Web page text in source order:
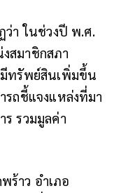
ว่า ในช่วงปี พ.ศ.
สมาชิกสภา
ทรัพย์สินเพิ่มขึ้น
รถชี้แจงแหล่งที่มา
รวมมูลค่า
ร้าว อำเภอ